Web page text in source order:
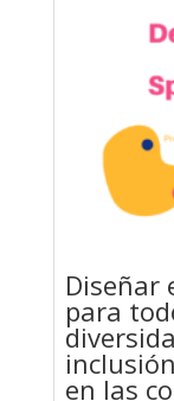
Diseñar
para
en las